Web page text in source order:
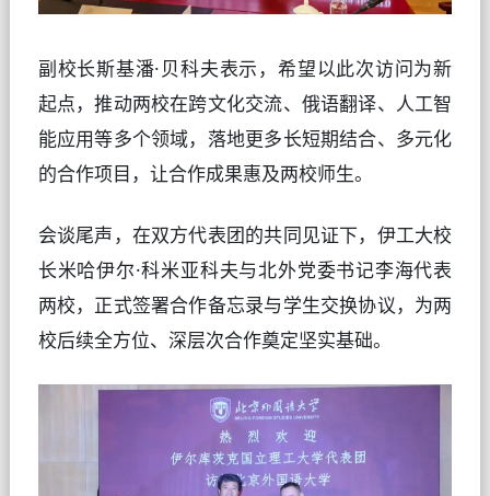
副校长斯基潘·贝科夫表示，希望以此次访问为新
起点，推动两校在跨文化交流、俄语翻译、人工智
能应用等多个领域，落地更多长短期结合、多元化
的合作项目，让合作成果惠及两校师生。
会谈尾声，在双方代表团的共同见证下，伊工大校
长米哈伊尔·科米亚科夫与北外党委书记李海代表
两校，正式签署合作备忘录与学生交换协议，为两
校后续全方位、深层次合作奠定坚实基础。